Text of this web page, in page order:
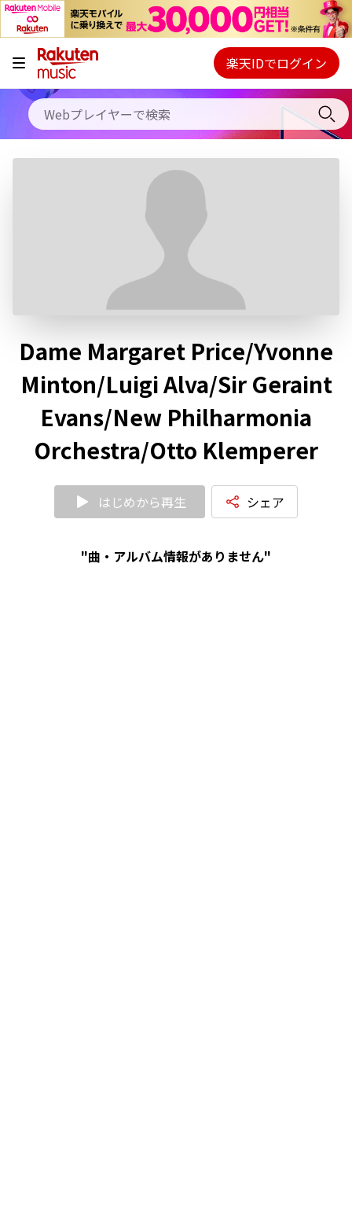
キャンペーン
料金プラン
使い方
Webプレイヤー
ご契約内容の確認・変更
楽天IDでログイン
Dame Margaret Price/Yvonne
Minton/Luigi Alva/Sir Geraint
Evans/New Philharmonia
Orchestra/Otto Klemperer
はじめから再生 シェア
"曲・アルバム情報がありません"